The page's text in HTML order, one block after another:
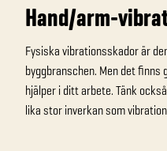
Hand/arm-
Fysiska vibrationsskador är
byggbranschen. Men det
hjälper i ditt arbete. Tänk
lika stor inverkan som